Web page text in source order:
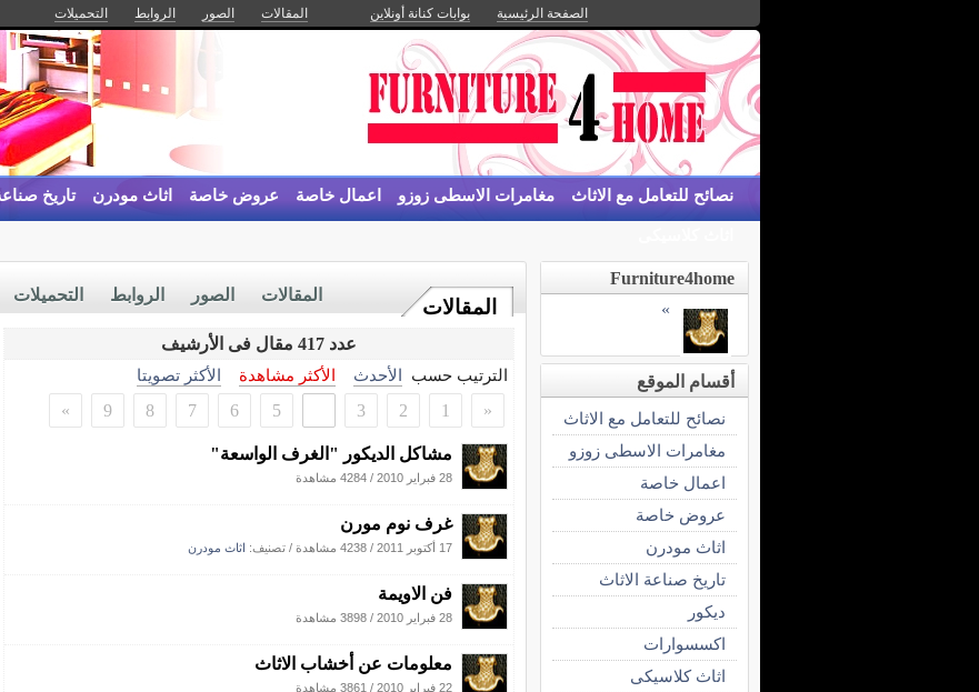
الصفحة الرئيسية بوابات كنانة أونلاين المقالات الصور الروابط التحميلات
نصائح للتعامل مع الاثاث مغامرات الاسطى زوزو اعمال خاصة عروض خاصة اثاث مودرن تاريخ
المقالات
التحميلات الروابط الصور المقالات
عدد 417 مقال فى الأرشيف
الترتيب حسب الأحدث الأكثر مشاهدة
الأكثر تصويتا
«
1
2
3
5
6
7
8
9
»
مشاكل الديكور "الغرف الواسعة"
28 فبراير 2010 / 4284 مشاهدة
غرف نوم مورن
17 أكتوبر 2011 / 4238 مشاهدة / تصنيف: اثاث مودرن
فن الاويمة
28 فبراير 2010 / 3898 مشاهدة
معلومات عن أخشاب الاثاث
22 فبراير 2010 / 3861 مشاهدة
Furniture4home
»
أقسام الموقع
نصائح للتعامل مع الاثاث
مغامرات الاسطى زوزو
اعمال خاصة
عروض خاصة
اثاث مودرن
تاريخ صناعة الاثاث
ديكور
اكسسوارات
اثاث كلاسيكى